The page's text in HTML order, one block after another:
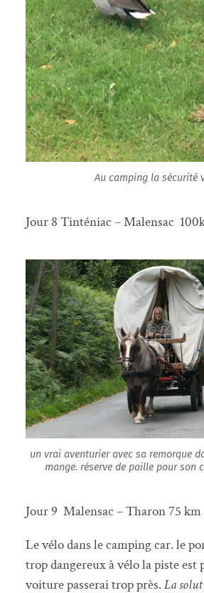
Au camping la sécurité
Jour 8 Tinténiac – Malensac
un vrai aventurier avec sa remorque
mange. réserve de paille pour son
Jour 9 Malensac – Tharon 75 km
Le vélo dans le camping car. le
trop dangereux à vélo la piste est
voiture passerai trop près.La